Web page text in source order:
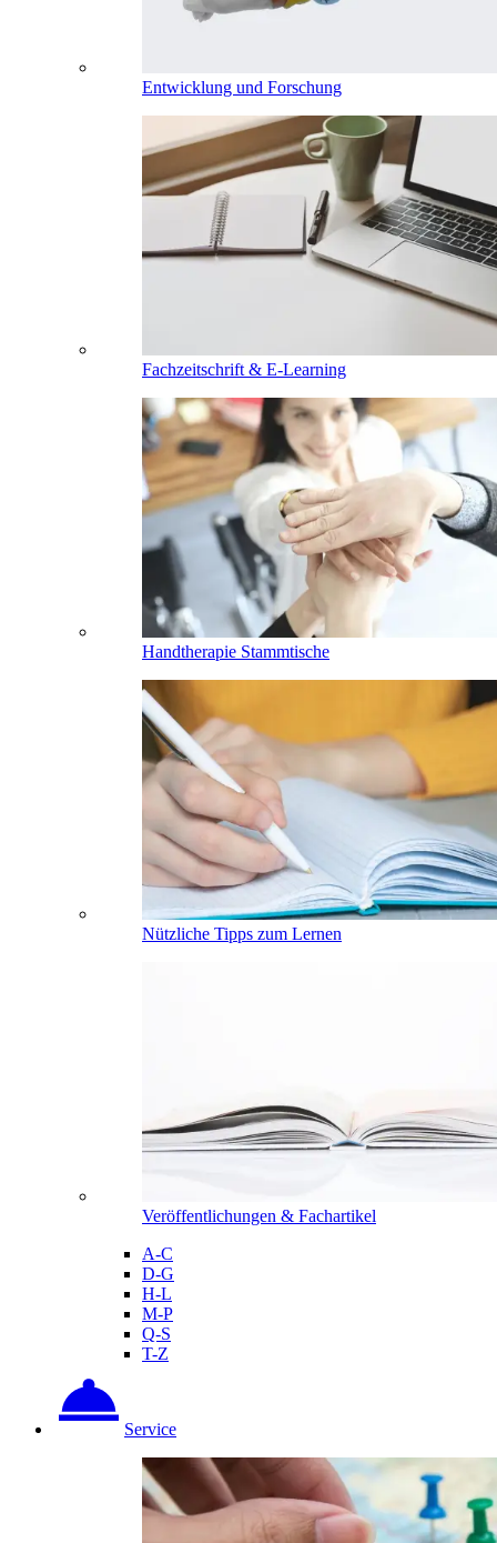
Entwicklung und Forschung
Fachzeitschrift & E-Learning
Handtherapie Stammtische
Nützliche Tipps zum Lernen
Veröffentlichungen & Fachartikel
A-C
D-G
H-L
M-P
Q-S
T-Z
Service